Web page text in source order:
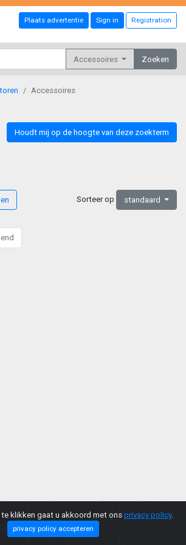
Plaats advertentie Sign in Registration
Accessoires Zoeken
Accessoires
Houdt mij op de hoogte van deze zoekterm
Sorteer op standaard
© 2026 |Privacy Policy
klikken gaat u akkoord met ons privacy policy.
privacy policy accepteren